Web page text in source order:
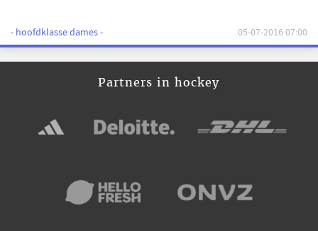
- hoofdklasse dames - 05-07-2016 07:00
Partners in hockey